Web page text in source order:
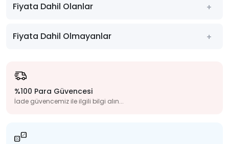
Fiyata Dahil Olanlar
Fiyata Dahil Olmayanlar
%100 Para Güvencesi
İade güvencemiz ile ilgili bilgi alın...